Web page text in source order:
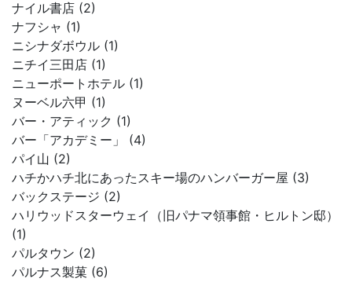
ナイル書店 (2)
ナフシャ (1)
ニシナダボウル (1)
ニチイ三田店 (1)
ニューポートホテル (1)
ヌーベル六甲 (1)
バー・アティック (1)
バー「アカデミー」 (4)
パイ山 (2)
ハチかハチ北にあったスキー場のハンバーガー屋 (3)
バックステージ (2)
ハリウッドスターウェイ（旧パナマ領事館・ヒルトン邸）
(1)
パルタウン (2)
パルナス製菓 (6)